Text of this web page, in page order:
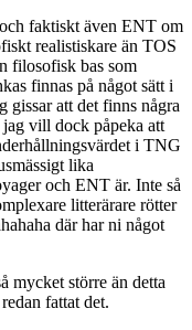
faktiskt även ENT om
realistiskare än TOS
filosofisk bas som
finnas på något sätt i
gissar att det finns några
vill dock påpeka att
i TNG
lika
och ENT är. Inte så
litterärare rötter
där har ni något
mycket större än detta
fattat det.